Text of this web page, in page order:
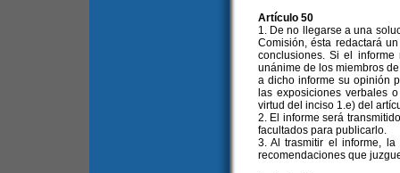
Artículo 50
1. De no llegarse a una
Comisión, ésta redactará
conclusiones. Si el
unánime de los miembros
a dicho informe su opinión
las exposiciones verbales
virtud del inciso 1.e) del
2. El informe será
facultados para publicarlo.
3. Al trasmitir el informe,
recomendaciones que